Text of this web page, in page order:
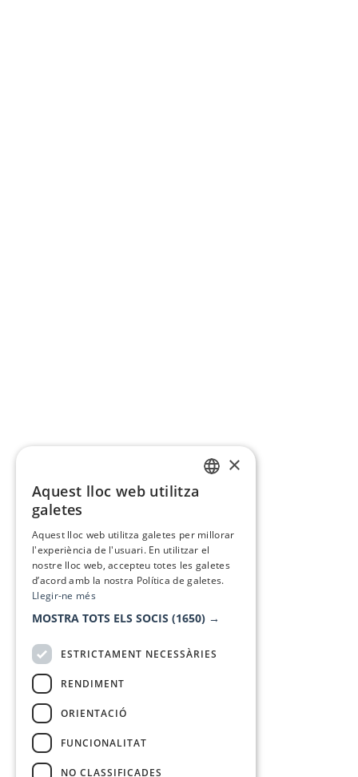
×
Aquest lloc web utilitza
galetes
Aquest lloc web utilitza galetes per millorar
l'experiència de l'usuari. En utilitzar el
nostre lloc web, accepteu totes les galetes
d’acord amb la nostra Política de galetes.
Llegir-ne més
MOSTRA TOTS ELS SOCIS (1650) →
ESTRICTAMENT NECESSÀRIES
RENDIMENT
ORIENTACIÓ
FUNCIONALITAT
NO CLASSIFICADES